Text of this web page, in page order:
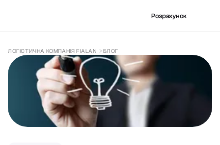
Розрахунок
ЛОГІСТИЧНА КОМПАНІЯ FIALAN БЛОГ